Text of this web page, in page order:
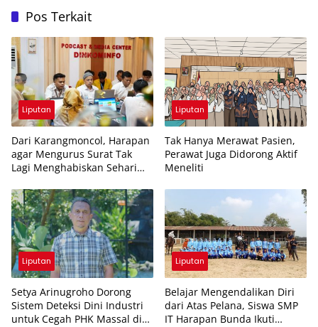
Pos Terkait
Liputan
Dari Karangmoncol, Harapan
agar Mengurus Surat Tak
Lagi Menghabiskan Sehari
Liputan
Tak Hanya Merawat Pasien,
Perawat Juga Didorong Aktif
Meneliti
Liputan
Setya Arinugroho Dorong
Sistem Deteksi Dini Industri
untuk Cegah PHK Massal di
Liputan
Belajar Mengendalikan Diri
dari Atas Pelana, Siswa SMP
IT Harapan Bunda Ikuti